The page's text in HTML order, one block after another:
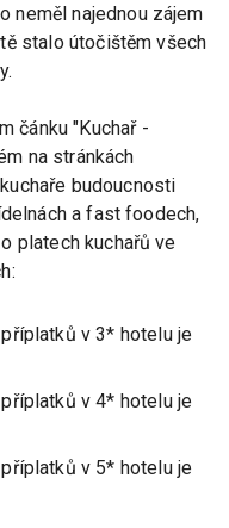
neměl najednou zájem
stalo útočištěm všech
čánku "Kuchař -
na stránkách
budoucnosti
a fast foodech,
platech kuchařů ve
v 3* hotelu je
v 4* hotelu je
v 5* hotelu je